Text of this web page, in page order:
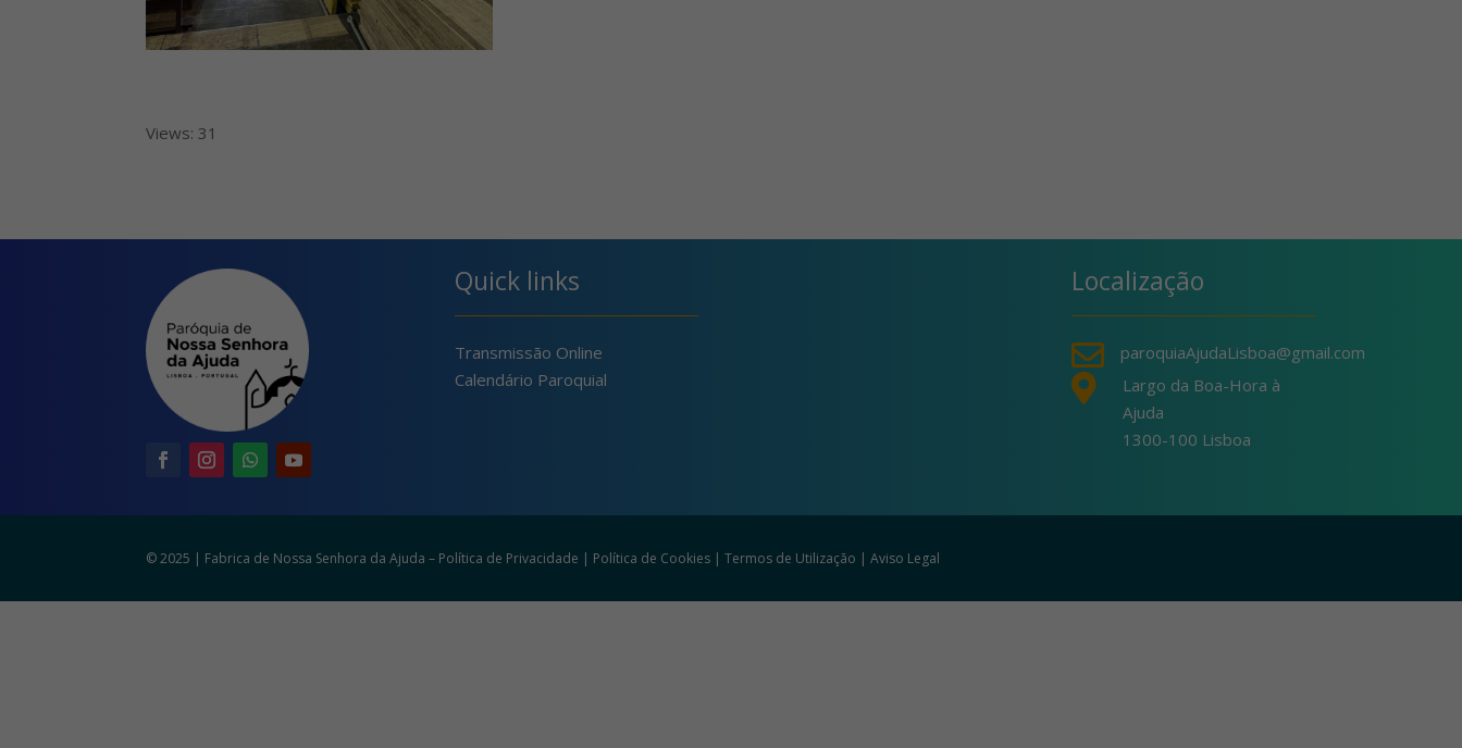
Views: 31
Quick links
Transmissão Online
Calendário Paroquial
Localização
 paroquiaAjudaLisboa@gmail.com

Largo da Boa-Hora à
Ajuda
1300-100 Lisboa
© 2025 | Fabrica de Nossa Senhora da Ajuda – Política de Privacidade | Política de Cookies |Termos de Utilização |Aviso Legal